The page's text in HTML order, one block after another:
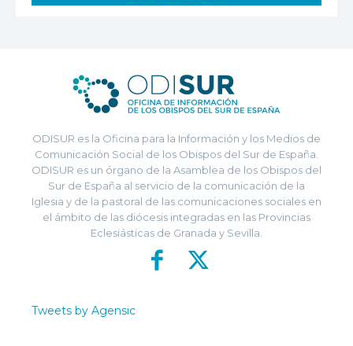
ODISUR es la Oficina para la Información y los Medios de
Comunicación Social de los Obispos del Sur de España.
ODISUR es un órgano de la Asamblea de los Obispos del
Sur de España al servicio de la comunicación de la
Iglesia y de la pastoral de las comunicaciones sociales en
el ámbito de las diócesis integradas en las Provincias
Eclesiásticas de Granada y Sevilla.
Tweets by Agensic